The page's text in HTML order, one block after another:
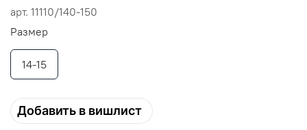
арт. 11110/140-150
Добавить в вишлист
Размер
14-15